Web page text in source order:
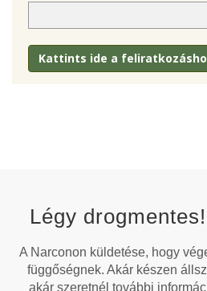
Kattints ide a
Légy
A Narconon küldetése, hogy
függőségnek. Akár készen
akár szeretnél további